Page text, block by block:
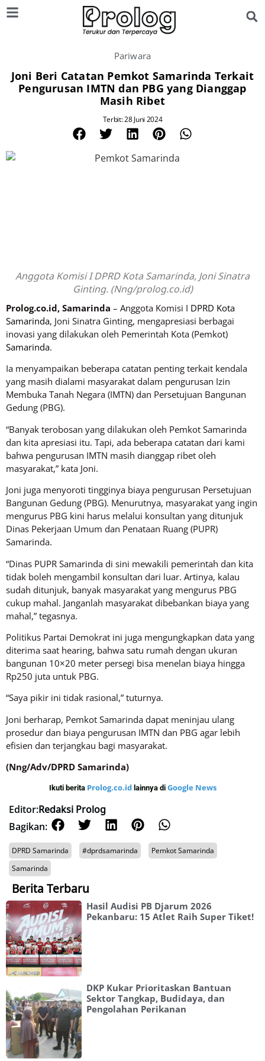
Pariwara
Joni Beri Catatan Pemkot Samarinda Terkait
Pengurusan IMTN dan PBG yang Dianggap
Masih Ribet
Terbit: 28 Juni 2024
Anggota Komisi I DPRD Kota Samarinda, Joni Sinatra
Ginting. (Nng/prolog.co.id)
Prolog.co.id, Samarinda – Anggota Komisi I DPRD Kota
Samarinda, Joni Sinatra Ginting, mengapresiasi berbagai
inovasi yang dilakukan oleh Pemerintah Kota (Pemkot)
Samarinda.
Ia menyampaikan beberapa catatan penting terkait kendala
yang masih dialami masyarakat dalam pengurusan Izin
Membuka Tanah Negara (IMTN) dan Persetujuan Bangunan
Gedung (PBG).
“Banyak terobosan yang dilakukan oleh Pemkot Samarinda
dan kita apresiasi itu. Tapi, ada beberapa catatan dari kami
bahwa pengurusan IMTN masih dianggap ribet oleh
masyarakat,” kata Joni.
Joni juga menyoroti tingginya biaya pengurusan Persetujuan
Bangunan Gedung (PBG). Menurutnya, masyarakat yang ingin
mengurus PBG kini harus melalui konsultan yang ditunjuk
Dinas Pekerjaan Umum dan Penataan Ruang (PUPR)
Samarinda.
“Dinas PUPR Samarinda di sini mewakili pemerintah dan kita
tidak boleh mengambil konsultan dari luar. Artinya, kalau
sudah ditunjuk, banyak masyarakat yang mengurus PBG
cukup mahal. Janganlah masyarakat dibebankan biaya yang
mahal,” tegasnya.
Politikus Partai Demokrat ini juga mengungkapkan data yang
diterima saat hearing, bahwa satu rumah dengan ukuran
bangunan 10×20 meter persegi bisa menelan biaya hingga
Rp250 juta untuk PBG.
“Saya pikir ini tidak rasional,” tuturnya.
Joni berharap, Pemkot Samarinda dapat meninjau ulang
prosedur dan biaya pengurusan IMTN dan PBG agar lebih
efisien dan terjangkau bagi masyarakat.
(Nng/Adv/DPRD Samarinda)
Ikuti berita Prolog.co.id lainnya di Google News
Editor:Redaksi Prolog
Bagikan:
DPRD Samarinda #dprdsamarinda
Pemkot Samarinda
Samarinda
Berita Terbaru
Hasil Audisi PB Djarum 2026
Pekanbaru: 15 Atlet Raih Super Tiket!
DKP Kukar Prioritaskan Bantuan
Sektor Tangkap, Budidaya, dan
Pengolahan Perikanan